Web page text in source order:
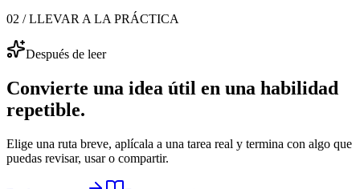
02 / LLEVAR A LA PRÁCTICA
Después de leer
Convierte una idea útil en una habilidad
repetible.
Elige una ruta breve, aplícala a una tarea real y termina con algo que
puedas revisar, usar o compartir.